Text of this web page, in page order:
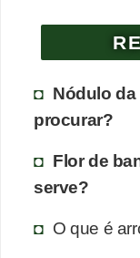
Nódulo da
procurar?
Flor de
serve?
O que é
a
n
t
s
m
e